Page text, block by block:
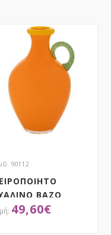
90112
ΒΑΖΟ
49,60€